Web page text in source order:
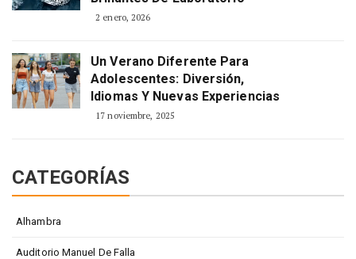
2 enero, 2026
Un Verano Diferente Para
Adolescentes: Diversión,
Idiomas Y Nuevas Experiencias
17 noviembre, 2025
CATEGORÍAS
Alhambra
Auditorio Manuel De Falla